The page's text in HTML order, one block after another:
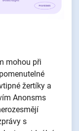
mohou při
žertíky a
Anonsms
s